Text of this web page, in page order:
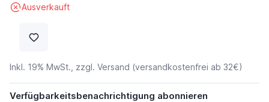
Ausverkauft
Inkl. 19% MwSt., zzgl. Versand (versandkostenfrei ab 32€)
Verfügbarkeitsbenachrichtigung abonnieren